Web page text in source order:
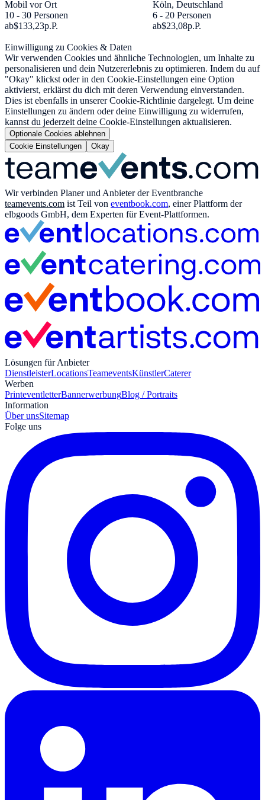
Mobil vor Ort
10 - 30 Personen
ab$133,23p.P.
Köln, Deutschland
6 - 20 Personen
ab$23,08p.P.
Einwilligung zu Cookies & Daten
Wir verwenden Cookies und ähnliche Technologien, um Inhalte zu
personalisieren und dein Nutzererlebnis zu optimieren. Indem du auf
"Okay" klickst oder in den Cookie-Einstellungen eine Option
aktivierst, erklärst du dich mit deren Verwendung einverstanden.
Dies ist ebenfalls in unserer Cookie-Richtlinie dargelegt. Um deine
Einstellungen zu ändern oder deine Einwilligung zu widerrufen,
kannst du jederzeit deine Cookie-Einstellungen aktualisieren.
Optionale Cookies ablehnen
Cookie Einstellungen
Okay
Wir verbinden Planer und Anbieter der Eventbranche
teamevents.com ist Teil von eventbook.com, einer Plattform der
elbgoods GmbH, dem Experten für Event-Plattformen.
Lösungen für Anbieter
DienstleisterLocationsTeameventsKünstlerCaterer
Werben
PrinteventletterBannerwerbungBlog / Portraits
Information
Über unsSitemap
Folge uns